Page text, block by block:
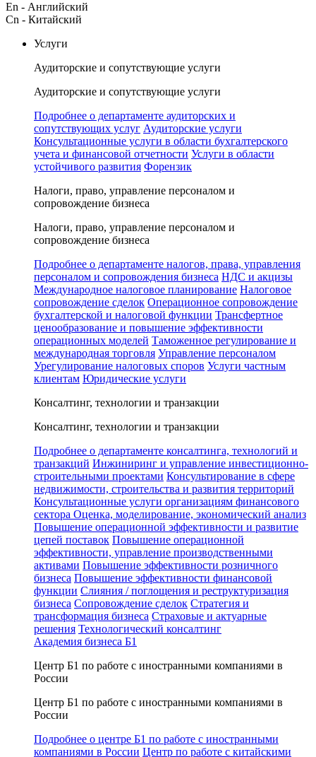
En - Английский
Cn - Китайский
Услуги
Аудиторские и сопутствующие услуги
Аудиторские и сопутствующие услуги
Подробнее о департаменте аудиторских и
сопутствующих услуг Аудиторские услуги
Консультационные услуги в области бухгалтерского
учета и финансовой отчетности Услуги в области
устойчивого развития Форензик
Налоги, право, управление персоналом и
сопровождение бизнеса
Налоги, право, управление персоналом и
сопровождение бизнеса
Подробнее о департаменте налогов, права, управления
персоналом и сопровождения бизнеса НДС и акцизы
Международное налоговое планирование Налоговое
сопровождение сделок Операционное сопровождение
бухгалтерской и налоговой функции Трансфертное
ценообразование и повышение эффективности
операционных моделей Таможенное регулирование и
международная торговля Управление персоналом
Урегулирование налоговых споров Услуги частным
клиентам Юридические услуги
Консалтинг, технологии и транзакции
Консалтинг, технологии и транзакции
Подробнее о департаменте консалтинга, технологий и
транзакций Инжиниринг и управление инвестиционно-
строительными проектами Консультирование в сфере
недвижимости, строительства и развития территорий
Консультационные услуги организациям финансового
сектора Оценка, моделирование, экономический анализ
Повышение операционной эффективности и развитие
цепей поставок Повышение операционной
эффективности, управление производственными
активами Повышение эффективности розничного
бизнеса Повышение эффективности финансовой
функции Слияния / поглощения и реструктуризация
бизнеса Сопровождение сделок Стратегия и
трансформация бизнеса Страховые и актуарные
решения Технологический консалтинг
Академия бизнеса Б1
Центр Б1 по работе с иностранными компаниями в
России
Центр Б1 по работе с иностранными компаниями в
России
Подробнее о центре Б1 по работе с иностранными
компаниями в России Центр по работе с китайскими